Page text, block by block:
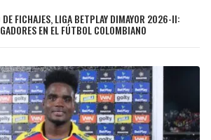
FICHAJES, LIGA BETPLAY DIMAYOR 2026-II:
EN EL FÚTBOL COLOMBIANO